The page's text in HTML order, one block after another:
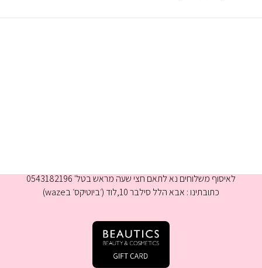
לאיסוף משלוחים נא לתאם חצי שעה מראש בטל' 0543182196
כתובתינו : אבא הלל סילבר 10,לוד (׳ביוטיקס׳ בwaze)